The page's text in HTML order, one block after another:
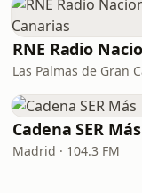
Cadena SER Más
Madrid · 104.3 FM